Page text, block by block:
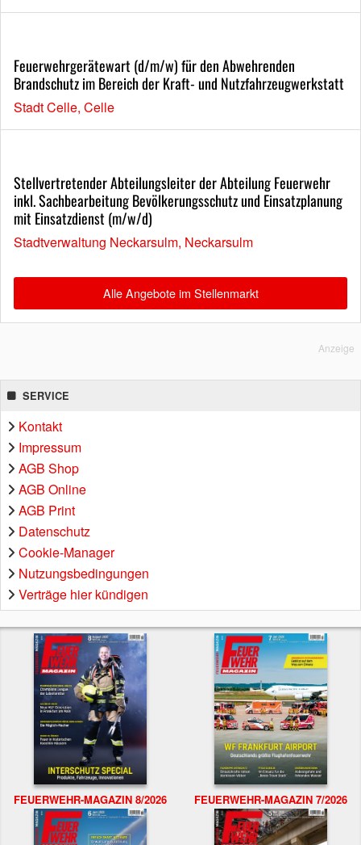
Feuerwehrgerätewart (d/m/w) für den Abwehrenden
Brandschutz im Bereich der Kraft- und Nutzfahrzeugwerkstatt
Stadt Celle, Celle
Stellvertretender Abteilungsleiter der Abteilung Feuerwehr
inkl. Sachbearbeitung Bevölkerungsschutz und Einsatzplanung
mit Einsatzdienst (m/w/d)
Stadtverwaltung Neckarsulm, Neckarsulm
Alle Angebote im Stellenmarkt
Anzeige
SERVICE
Kontakt
Impressum
AGB Shop
AGB Online
AGB Print
Datenschutz
Cookie-Manager
Nutzungsbedingungen
Verträge hier kündigen
FEUERWEHR-MAGAZIN 8/2026 FEUERWEHR-MAGAZIN 7/2026